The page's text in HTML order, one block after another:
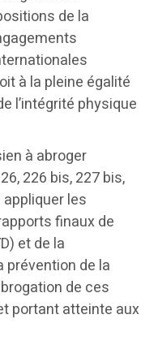
de la
à la pleine égalité
l’intégrité physique
à abroger
226 bis, 227 bis,
les
finaux de
et de la
prévention de la
de ces
portant atteinte aux